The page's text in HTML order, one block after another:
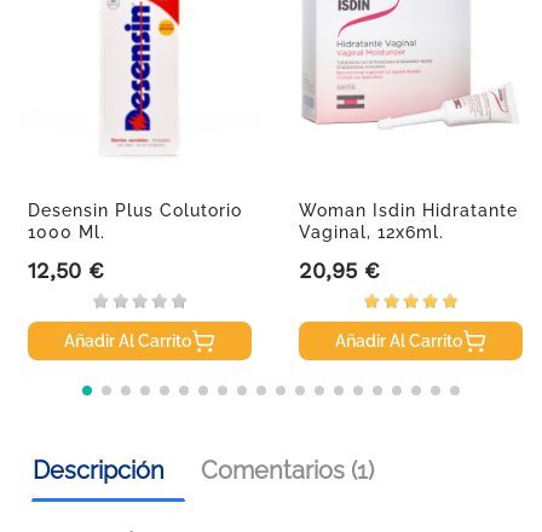
Desensin Plus Colutorio
1000 Ml.
Precio
12,50 €
Añadir Al Carrito
Woman Isdin Hidratante
Vaginal, 12x6ml.
Precio
20,95 €
Añadir Al Carrito
Descripción Comentarios (1)